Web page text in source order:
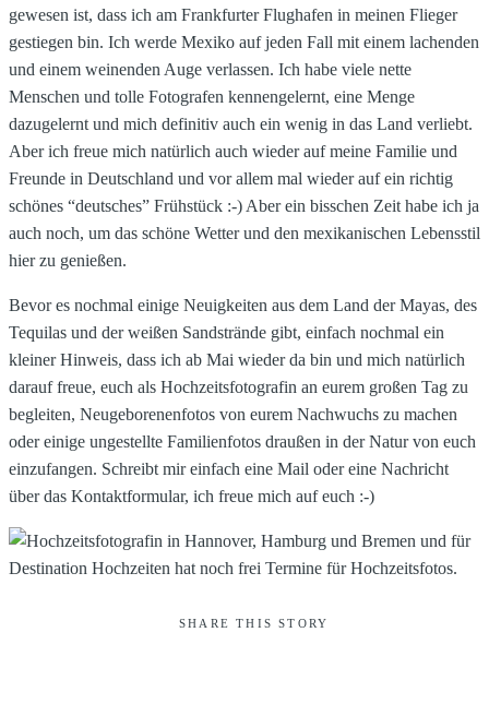
gewesen ist, dass ich am Frankfurter Flughafen in meinen Flieger
gestiegen bin. Ich werde Mexiko auf jeden Fall mit einem lachenden
und einem weinenden Auge verlassen. Ich habe viele nette
Menschen und tolle Fotografen kennengelernt, eine Menge
dazugelernt und mich definitiv auch ein wenig in das Land verliebt.
Aber ich freue mich natürlich auch wieder auf meine Familie und
Freunde in Deutschland und vor allem mal wieder auf ein richtig
schönes “deutsches” Frühstück :-) Aber ein bisschen Zeit habe ich ja
auch noch, um das schöne Wetter und den mexikanischen Lebensstil
hier zu genießen.
Bevor es nochmal einige Neuigkeiten aus dem Land der Mayas, des
Tequilas und der weißen Sandstrände gibt, einfach nochmal ein
kleiner Hinweis, dass ich ab Mai wieder da bin und mich natürlich
darauf freue, euch als Hochzeitsfotografin an eurem großen Tag zu
begleiten, Neugeborenenfotos von eurem Nachwuchs zu machen
oder einige ungestellte Familienfotos draußen in der Natur von euch
einzufangen. Schreibt mir einfach eine Mail oder eine Nachricht
über das Kontaktformular, ich freue mich auf euch :-)
SHARE THIS STORY